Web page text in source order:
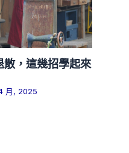
散，這幾招學起來
月, 2025